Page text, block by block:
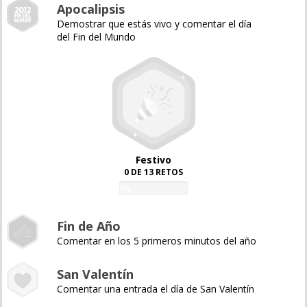
Apocalipsis
Demostrar que estás vivo y comentar el día
del Fin del Mundo
Festivo
0 DE 13 RETOS
Fin de Año
Comentar en los 5 primeros minutos del año
San Valentín
Comentar una entrada el día de San Valentín